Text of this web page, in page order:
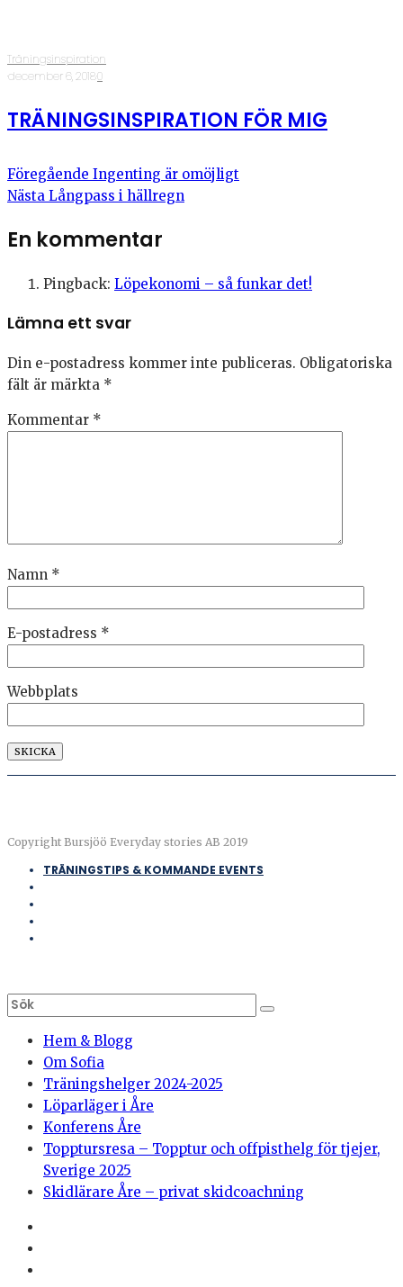
Träningsinspiration
·december 6, 2018·0
TRÄNINGSINSPIRATION FÖR MIG
Föregående Ingenting är omöjligt
Nästa Långpass i hällregn
En kommentar
Pingback: Löpekonomi – så funkar det!
Lämna ett svar
Din e-postadress kommer inte publiceras. Obligatoriska
fält är märkta *
Kommentar *
Namn *
E-postadress *
Webbplats
Copyright Bursjöö Everyday stories AB 2019
TRÄNINGSTIPS & KOMMANDE EVENTS
Hem & Blogg
Om Sofia
Träningshelger 2024-2025
Löparläger i Åre
Konferens Åre
Topptursresa – Topptur och offpisthelg för tjejer,
Sverige 2025
Skidlärare Åre – privat skidcoachning